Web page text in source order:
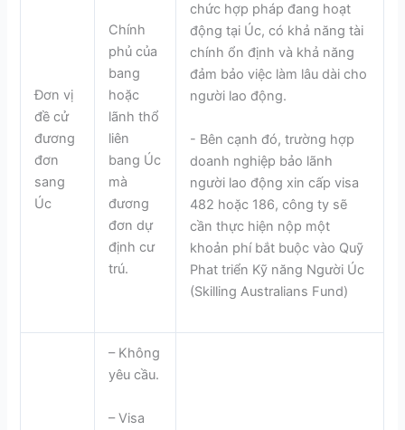
Đơn vị
đề cử
đương
đơn
sang
Úc
Chính
phủ của
bang
hoặc
lãnh thổ
liên
bang Úc
mà
đương
đơn dự
định cư
trú.
chức hợp pháp đang hoạt
động tại Úc, có khả năng tài
chính ổn định và khả năng
đảm bảo việc làm lâu dài cho
người lao động.
- Bên cạnh đó, trường hợp
doanh nghiệp bảo lãnh
người lao động xin cấp visa
482 hoặc 186, công ty sẽ
cần thực hiện nộp một
khoản phí bắt buộc vào Quỹ
Phat triển Kỹ năng Người Úc
(Skilling Australians Fund)
– Không
yêu cầu.
– Visa